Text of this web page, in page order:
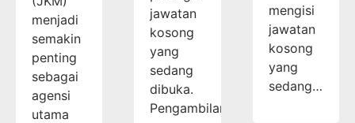
menjadi
semakin
penting
sebagai
agensi
utama
jawatan
kosong
yang
sedang
dibuka.
Pengambilan…
mengisi
jawatan
kosong
yang
sedang…